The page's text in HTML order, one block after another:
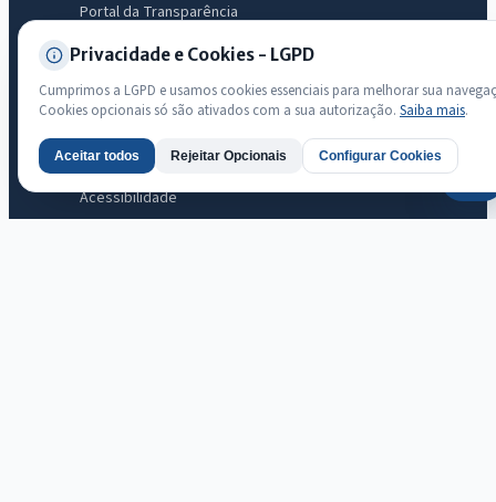
Portal da Transparência
Licitações
Ouvidoria
e-SIC
LGPD
Mapa do Site
Acessibilidade
Privacidade e Cookies - LGPD
Cumprimos a LGPD e usamos cookies essenciais para melhorar sua
Cookies opcionais só são ativados com a sua autorização. Saiba mais.
Aceitar todos Rejeitar Opcionais Configurar Cookies